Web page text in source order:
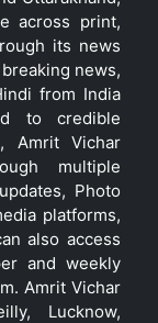
across print,
its news
news,
from India
to credible
Amrit Vichar
multiple
Photo
platforms,
also access
and weekly
Amrit Vichar
Lucknow,